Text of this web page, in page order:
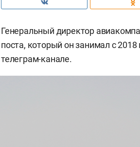
Генеральный директор
поста, который он занимал с
телеграм-канале.